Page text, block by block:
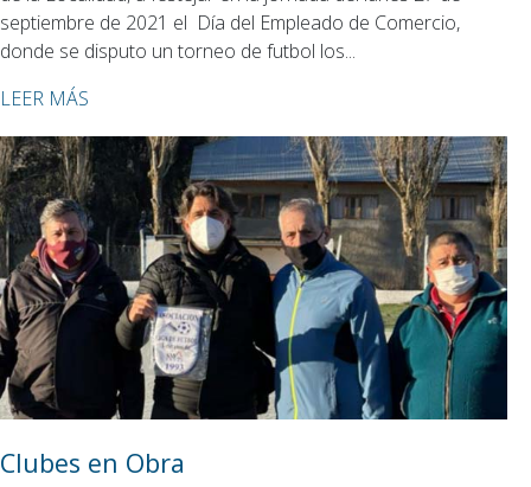
septiembre de 2021 el Día del Empleado de Comercio,
donde se disputo un torneo de futbol los...
LEER MÁS
Clubes en Obra